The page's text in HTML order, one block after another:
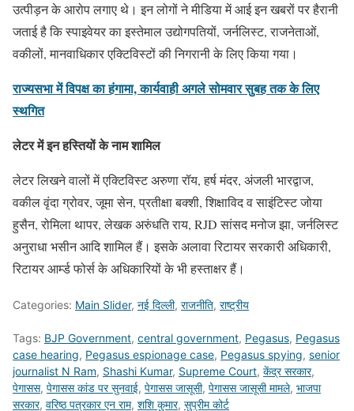
उत्पीड़न के आरोप लगाए थे। इन लोगों ने मीडिया में आई इन खबरों पर हैरानी
जताई है कि स्पाइवेयर का इस्तेमाल उद्योगपतियों, जर्नलिस्ट, राजनेताओं,
वकीलों, मानवाधिकार एक्टिविस्टों की निगरानी के लिए किया गया।
राज्यसभा में विपक्ष का हंगामा, कार्यवाही अगले सोमवार सुबह तक के लिए
स्थगित
लेटर में इन हस्तियों के नाम शामिल
लेटर लिखने वालों में एक्टिविस्ट अरुणा रॉय, हर्ष मंदर, अंजली भारद्वाज,
वकील वृंदा ग्रोवर, जूमा सेन, प्रतीक्षा बक्शी, शिक्षाविद व साइंटिस्ट जोया
हुसैन, रोमिला थापर, लेखक अरुंधति राय, RJD सांसद मनोज झा, जर्नलिस्ट
अनुराधा भसीन आदि शामिल हैं। इसके अलावा रिटायर सरकारी अधिकारी,
रिटायर आर्म्ड फोर्स के अधिकारियों के भी हस्ताक्षर हैं।
Categories: Main Slider, नई दिल्ली, राजनीति, राष्ट्रीय
Tags: BJP Government, central government, Pegasus, Pegasus
case hearing, Pegasus espionage case, Pegasus spying, senior
journalist N Ram, Shashi Kumar, Supreme Court, केंद्र सरकार,
पेगासस, पेगासस कांड पर सुनवाई, पेगासस जासूसी, पेगासस जासूसी मामले, भाजपा
सरकार, वरिष्ठ पत्रकार एन राम, शशि कुमार, सुप्रीम कोर्ट